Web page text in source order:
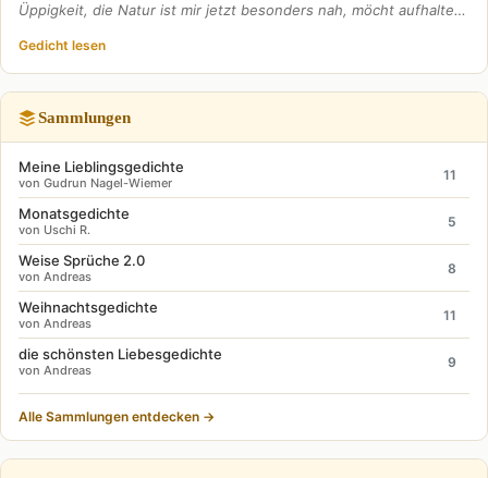
Üppigkeit, die Natur ist mir jetzt besonders nah, möcht aufhalte…
Gedicht lesen
Sammlungen
Meine Lieblingsgedichte
von Gudrun Nagel-Wiemer
11
Monatsgedichte
von Uschi R.
5
Weise Sprüche 2.0
von Andreas
8
Weihnachtsgedichte
von Andreas
11
die schönsten Liebesgedichte
von Andreas
9
Alle Sammlungen entdecken →